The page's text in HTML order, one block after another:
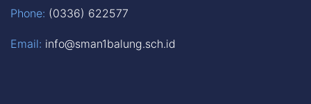
Phone: (0336) 622577
Email: info@sman1balung.sch.id